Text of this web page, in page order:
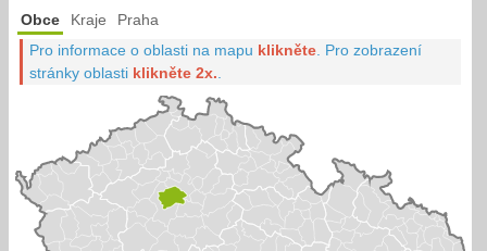
Obce Kraje Praha
Pro informace o oblasti na mapu klikněte Pro zobrazení
stránky oblasti klikněte 2x.